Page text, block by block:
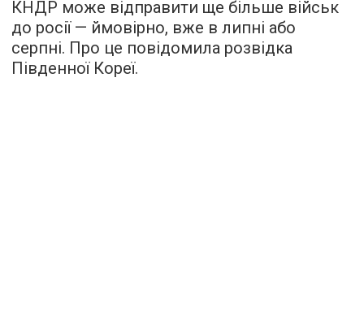
КНДР може відправити ще більше військ
до росії — ймовірно, вже в липні або
серпні. Про це повідомила розвідка
Південної Кореї.